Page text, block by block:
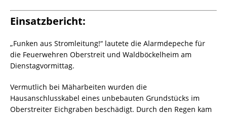
Einsatzbericht:
„Funken aus Stromleitung!“ lautete die Alarmdepeche für
die Feuerwehren Oberstreit und Waldböckelheim am
Dienstagvormittag.
Vermutlich bei Mäharbeiten wurden die
Hausanschlusskabel eines unbebauten Grundstücks im
Oberstreiter Eichgraben beschädigt. Durch den Regen kam